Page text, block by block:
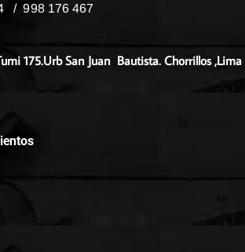
/ 998 176 467
175.Urb San Juan Bautista. Chorrillos ,Lima